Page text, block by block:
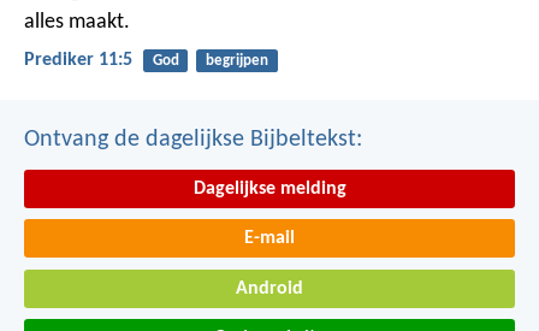
alles maakt.
Prediker 11:5 God begrijpen
Ontvang de dagelijkse Bijbeltekst:
Dagelijkse melding
E-mail
Android